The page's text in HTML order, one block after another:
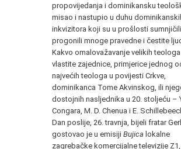
propovijedanja i dominikansku
misao i nastupio u duhu
inkvizitora koji su u prošlosti
progonili mnoge pravedne i čestite
Kakvo omalovažavanje velikih
vlastite zajednice, primjerice jednog
najvećih teologa u povijesti Crkve,
dominikanca Tome Akvinskog, ili
dostojnih nasljednika u 20. stoljeću –
Congara, M. D. Chenua i E.
Dan poslije, 26. travnja, bijeli fratar
gostovao je u emisiji Bujica lokalne
zagrebačke komercijalne televizije